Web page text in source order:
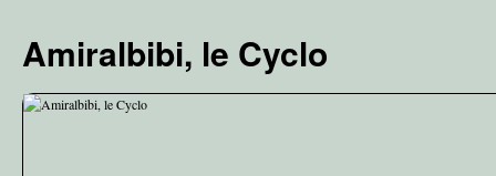
contenu
Amiralbibi, le Cyclo